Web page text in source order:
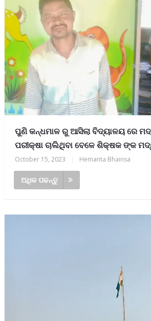
ପୁଣି କନ୍ଧମାଳ ରୁ ଆସିଲା ବିଦ୍ୟାଳୟ ରେ
ପରୀକ୍ଷା ଚାଲିଥିବା ବେଳେ ଶିକ୍ଷକ ଙ୍କ
October 15, 2023 Hemanta Bhainsa
ଅଧିକ ପଢନ୍ତୁ